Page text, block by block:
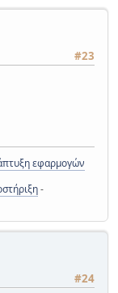
#23
εφαρμογών
-
#24